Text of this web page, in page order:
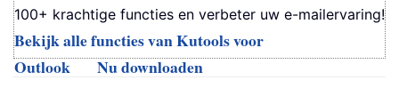
100+ krachtige functies en verbeter uw e-mailervaring!
Bekijk alle functies van Kutools voor
Outlook
Nu downloaden